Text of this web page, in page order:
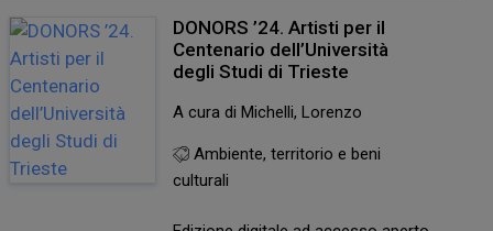
DONORS ’24. Artisti per il
Centenario dell’Università
degli Studi di Trieste
A cura di Michelli, Lorenzo
Ambiente, territorio e beni
culturali